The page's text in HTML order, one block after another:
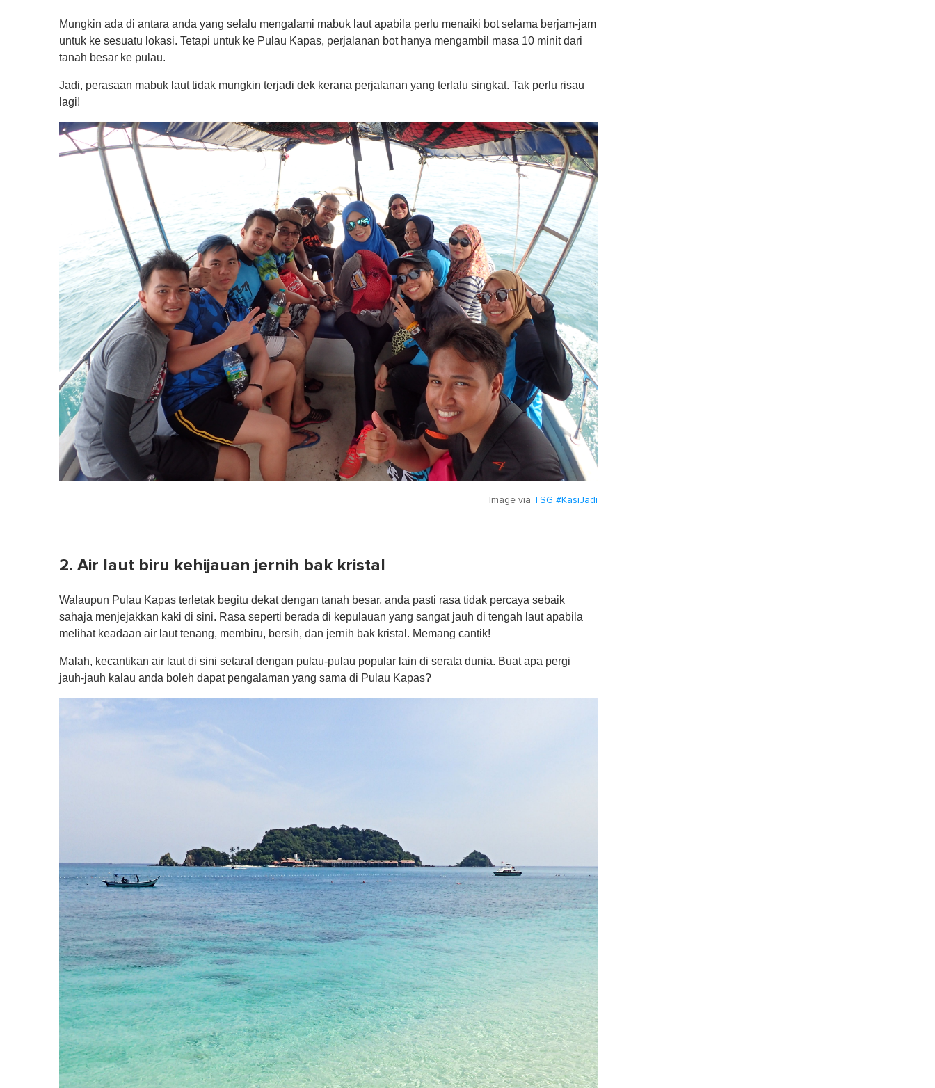
Mungkin ada di antara anda yang selalu mengalami mabuk laut apabila perlu menaiki bot selama berjam-jam
untuk ke sesuatu lokasi. Tetapi untuk ke Pulau Kapas, perjalanan bot hanya mengambil masa 10 minit dari
tanah besar ke pulau.
Jadi, perasaan mabuk laut tidak mungkin terjadi dek kerana perjalanan yang terlalu singkat. Tak perlu risau
lagi!
Image via TSG #KasiJadi
2. Air laut biru kehijauan jernih bak kristal
Walaupun Pulau Kapas terletak begitu dekat dengan tanah besar, anda pasti rasa tidak percaya sebaik
sahaja menjejakkan kaki di sini. Rasa seperti berada di kepulauan yang sangat jauh di tengah laut apabila
melihat keadaan air laut tenang, membiru, bersih, dan jernih bak kristal. Memang cantik!
Malah, kecantikan air laut di sini setaraf dengan pulau-pulau popular lain di serata dunia. Buat apa pergi
jauh-jauh kalau anda boleh dapat pengalaman yang sama di Pulau Kapas?